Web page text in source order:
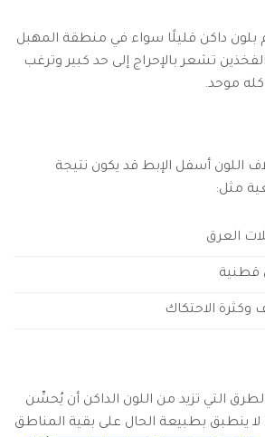
بلون داكن قليلًا سواء في منطقة المهبل
تشعر بالإحراج إلى حد كبير وترغب
موحد.
اللون أسفل الإبط قد يكون نتيجة
مثل:
العرق
قطنية
وكثرة الاحتكاك
التي تزيد من اللون الداكن أن يُحسِّن
لا ينطبق بطبيعة الحال على بقية المناطق